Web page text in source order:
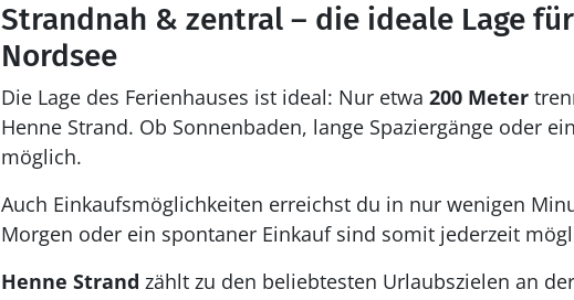
Strandnah & zentral – die ideale Lage
Nordsee
Die Lage des Ferienhauses ist ideal: Nur etwa 200 Meter
Henne Strand. Ob Sonnenbaden, lange Spaziergänge oder
möglich.
Auch Einkaufsmöglichkeiten erreichst du in nur wenigen
Morgen oder ein spontaner Einkauf sind somit jederzeit
Henne Strand zählt zu den beliebtesten Urlaubszielen an